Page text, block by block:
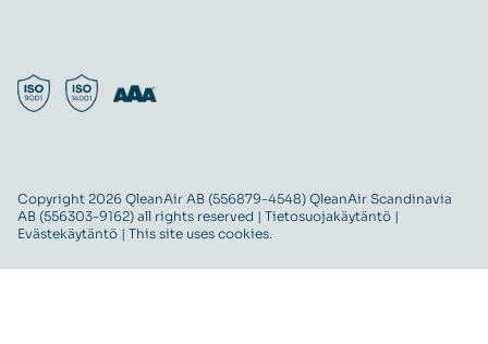
Copyright 2026 QleanAir AB (556879-4548) QleanAir Scandinavia
AB (556303-9162) all rights reserved | Tietosuojakäytäntö |
Evästekäytäntö | This site uses cookies.